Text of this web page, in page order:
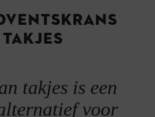
takjes is een
voor